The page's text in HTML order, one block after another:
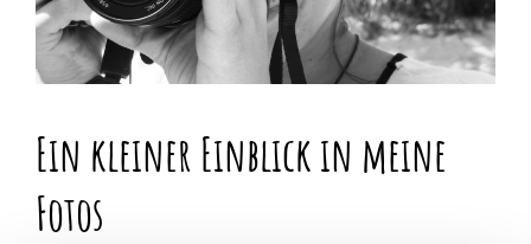
Ein kleiner Einblick in meine
Fotos